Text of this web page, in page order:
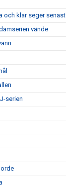
och klar seger senast
vände
serien